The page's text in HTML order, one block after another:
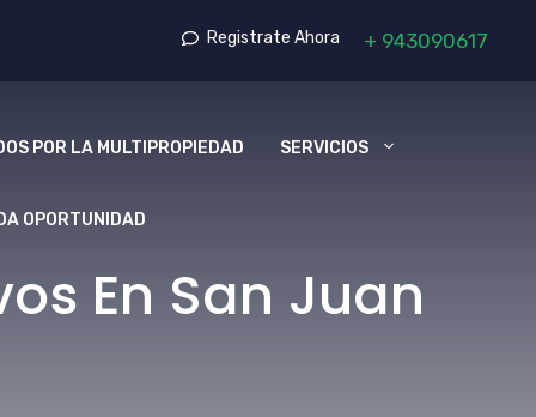
Registrate Ahora + 943090617
POR LA MULTIPROPIEDAD SERVICIOS
OPORTUNIDAD
En San Juan